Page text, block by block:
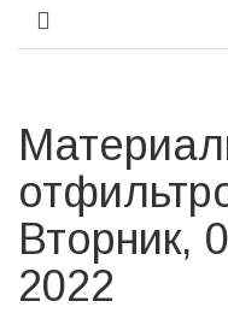
Вторник,
2022